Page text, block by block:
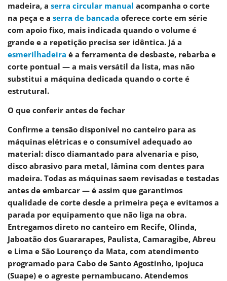
madeira, a serra circular manual acompanha o corte
na peça e a serra de bancada oferece corte em série
com apoio fixo, mais indicada quando o volume é
grande e a repetição precisa ser idêntica. Já a
esmerilhadeira é a ferramenta de desbaste, rebarba e
corte pontual — a mais versátil da lista, mas não
substitui a máquina dedicada quando o corte é
estrutural.
O que conferir antes de fechar
Confirme a tensão disponível no canteiro para as
máquinas elétricas e o consumível adequado ao
material: disco diamantado para alvenaria e piso,
disco abrasivo para metal, lâmina com dentes para
madeira. Todas as máquinas saem revisadas e testadas
antes de embarcar — é assim que garantimos
qualidade de corte desde a primeira peça e evitamos a
parada por equipamento que não liga na obra.
Entregamos direto no canteiro em Recife, Olinda,
Jaboatão dos Guararapes, Paulista, Camaragibe, Abreu
e Lima e São Lourenço da Mata, com atendimento
programado para Cabo de Santo Agostinho, Ipojuca
(Suape) e o agreste pernambucano. Atendemos